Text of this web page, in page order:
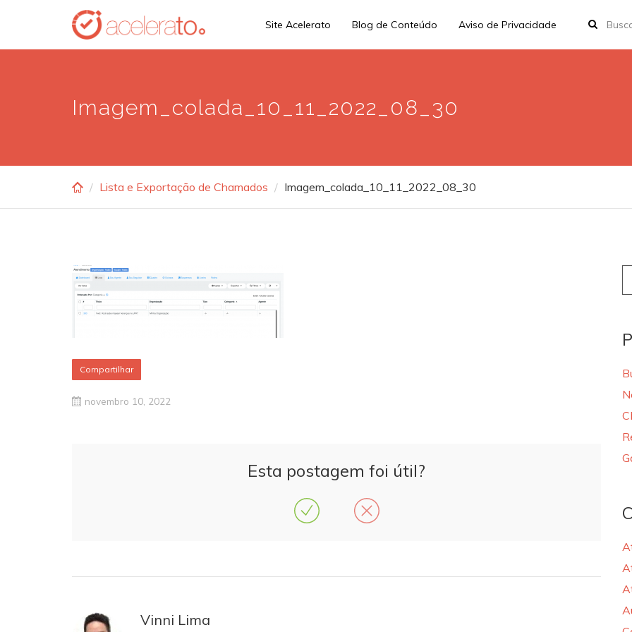
main
Site Acelerato Blog de Conteúdo Aviso de Privacidade
Imagem_colada_10_11_2022_08_30
Lista e Exportação de Chamados Imagem_colada_10_11_2022_08_30
Compartilhar
novembro 10, 2022
Esta postagem foi útil?
Vinni Lima